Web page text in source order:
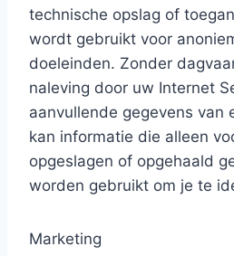
i
s
t
i
e
k
e
n
technische opslag of
wordt gebruikt voor
doeleinden. Zonder
naleving door uw Internet
aanvullende gegevens van
kan informatie die alleen
opgeslagen of opgehaald
worden gebruikt om je te
Marketing